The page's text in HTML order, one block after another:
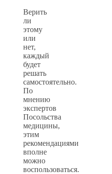
Верить
ли
этому
или
нет,
каждый
будет
решать
самостоятельно.
По
мнению
экспертов
Посольства
медицины,
этим
рекомендациями
вполне
можно
воспользоваться.